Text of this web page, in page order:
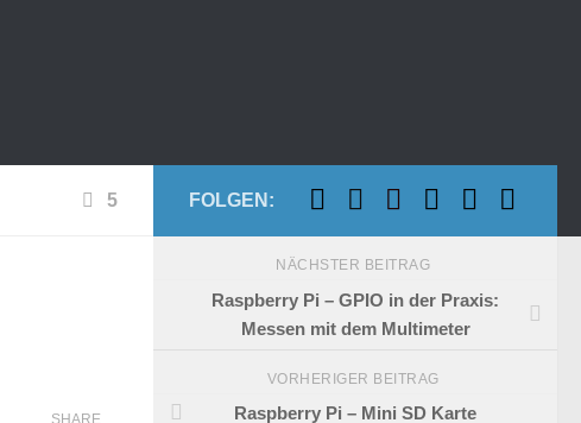
5
SHARE
FOLGEN:
NÄCHSTER BEITRAG
Raspberry Pi – GPIO in der Praxis:
Messen mit dem Multimeter
VORHERIGER BEITRAG
Raspberry Pi – Mini SD Karte